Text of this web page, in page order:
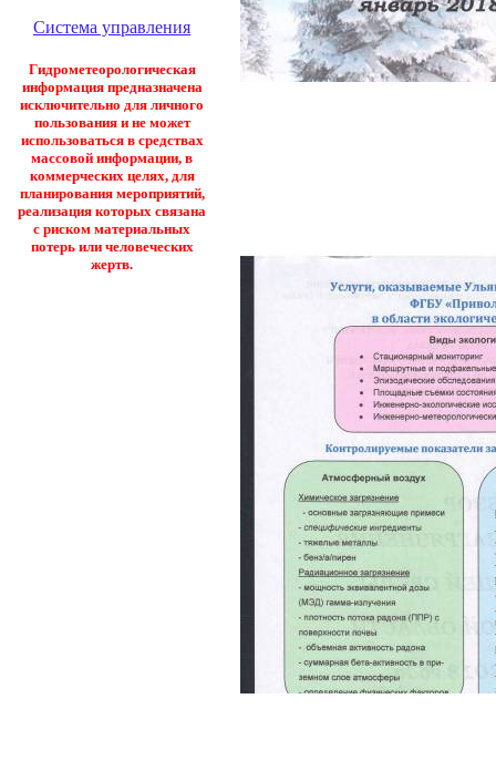
Система управления
Гидрометеорологическая
информация предназначена
исключительно для личного
пользования и не может
использоваться в средствах
массовой информации, в
коммерческих целях, для
планирования мероприятий,
реализация которых связана
с риском материальных
потерь или человеческих
жертв.